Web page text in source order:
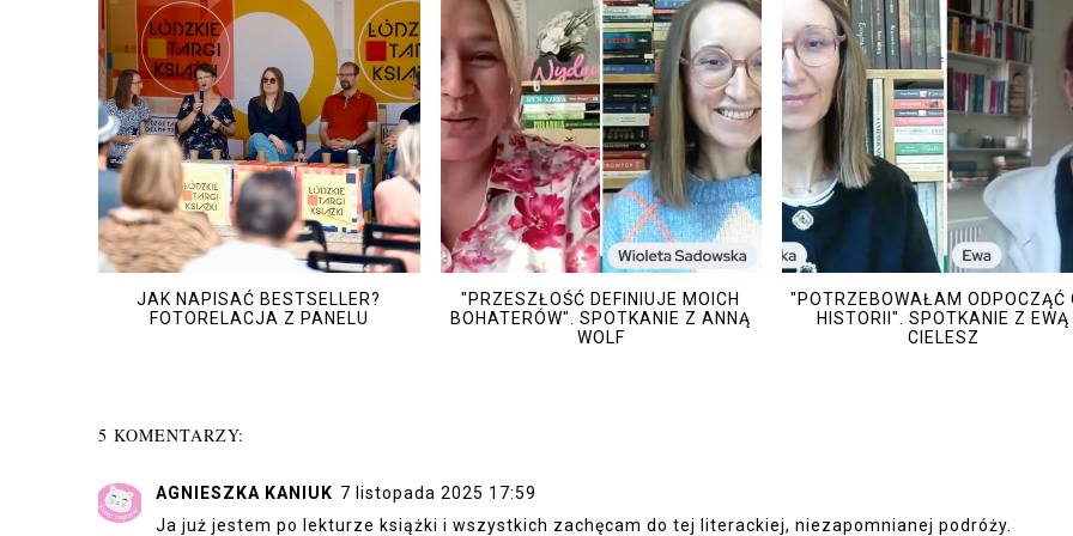
JAK NAPISAĆ BESTSELLER?
FOTORELACJA Z PANELU
"PRZESZŁOŚĆ DEFINIUJE MOICH
BOHATERÓW". SPOTKANIE Z ANNĄ
WOLF
"POTRZEBOWAŁAM ODPOCZĄĆ
HISTORII". SPOTKANIE Z EWĄ
CIELESZ
5 KOMENTARZY:
AGNIESZKA KANIUK 7 listopada 2025 17:59
Ja już jestem po lekturze książki i wszystkich zachęcam do tej literackiej, niezapomnianej podróży.